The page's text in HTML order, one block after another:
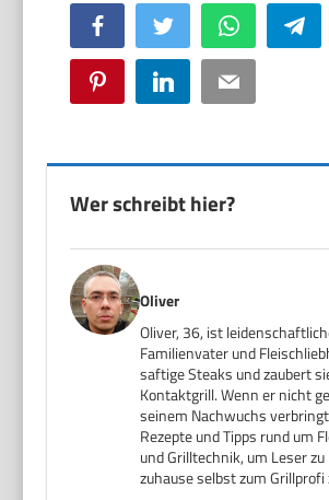
Facebook Twitter WhatsApp
Pinterest LinkedIn Email
Wer schreibt hier?
Oliver
Oliver, 36, ist
Familienvater und
saftige Steaks und zaubert
Kontaktgrill. Wenn er nicht
seinem Nachwuchs
Rezepte und Tipps rund um
und Grilltechnik, um Leser
zuhause selbst zum Grillprofi